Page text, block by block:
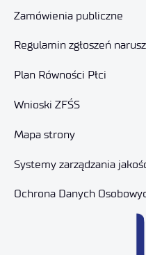
Zamówienia publiczne
Regulamin zgłoszeń
Plan Równości Płci
Wnioski ZFŚS
Mapa strony
Systemy zarządzania
Ochrona Danych